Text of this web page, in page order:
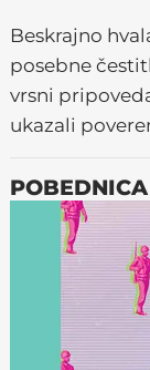
Beskrajno
posebne
vrsni
ukazali